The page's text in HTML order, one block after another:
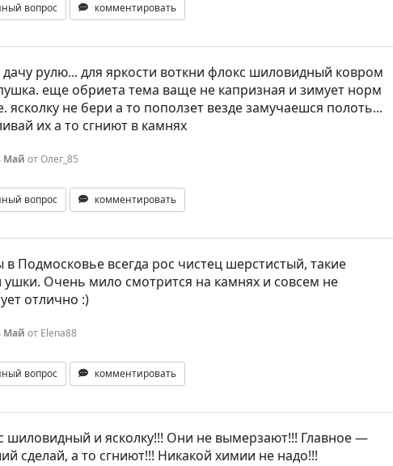
вопрос комментировать
рулю... для яркости воткни флокс шиловидный ковром
еще обриета тема ваще не капризная и зимует норм
ясколку не бери а то поползет везде замучаешся полоть...
их а то сгниют в камнях
Май отОлег_85
вопрос комментировать
Подмосковье всегда рос чистец шерстистый, такие
ушки. Очень мило смотрится на камнях и совсем не
отлично :)
Май от Elena88
вопрос комментировать
шиловидный и ясколку!!! Они не вымерзают!!! Главное —
сделай, а то сгниют!!! Никакой химии не надо!!!